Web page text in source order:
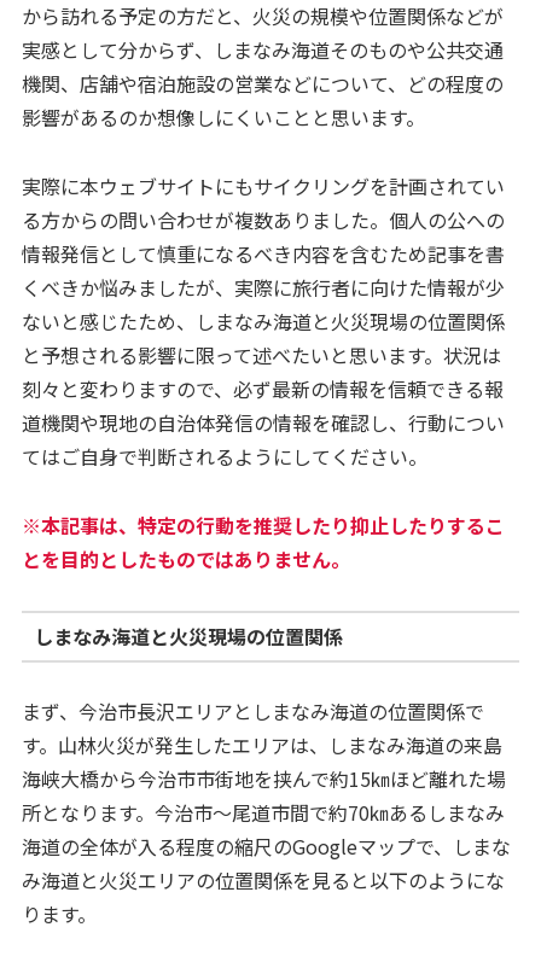
から訪れる予定の方だと、火災の規模や位置関係などが
実感として分からず、しまなみ海道そのものや公共交通
機関、店舗や宿泊施設の営業などについて、どの程度の
影響があるのか想像しにくいことと思います。
実際に本ウェブサイトにもサイクリングを計画されてい
る方からの問い合わせが複数ありました。個人の公への
情報発信として慎重になるべき内容を含むため記事を書
くべきか悩みましたが、実際に旅行者に向けた情報が少
ないと感じたため、しまなみ海道と火災現場の位置関係
と予想される影響に限って述べたいと思います。状況は
刻々と変わりますので、必ず最新の情報を信頼できる報
道機関や現地の自治体発信の情報を確認し、行動につい
てはご自身で判断されるようにしてください。
※本記事は、特定の行動を推奨したり抑止したりするこ
とを目的としたものではありません。
しまなみ海道と火災現場の位置関係
まず、今治市長沢エリアとしまなみ海道の位置関係で
す。山林火災が発生したエリアは、しまなみ海道の来島
海峡大橋から今治市市街地を挟んで約15㎞ほど離れた場
所となります。今治市～尾道市間で約70㎞あるしまなみ
海道の全体が入る程度の縮尺のGoogleマップで、しまな
み海道と火災エリアの位置関係を見ると以下のようにな
ります。